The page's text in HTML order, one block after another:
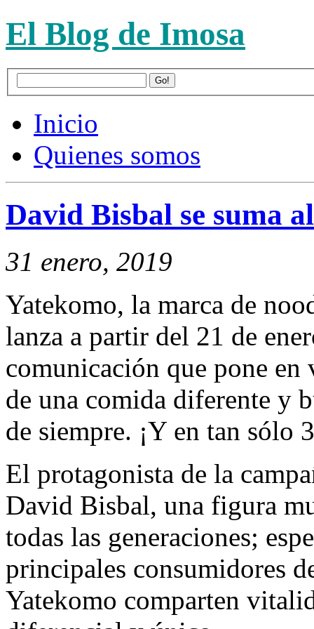
El Blog de Imosa
Inicio
Quienes somos
David Bisbal se suma
31 enero, 2019
Yatekomo, la marca de
lanza a partir del 21 de
comunicación que pone
de una comida diferente y
de siempre. ¡Y en tan sólo
El protagonista de la
David Bisbal, una figura
todas las generaciones;
principales consumidores
Yatekomo comparten